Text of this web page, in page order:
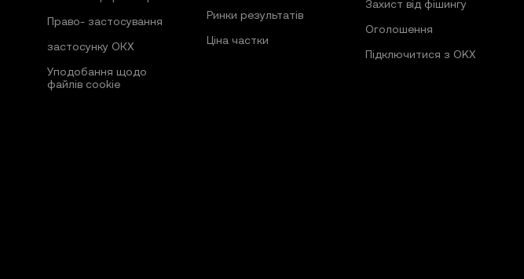
Право- застосування
застосунку ОКХ
Уподобання щодо
файлів cookie
Ринки результатів
Ціна частки
Захист від фішингу
Оголошення
Підключитися з OKX